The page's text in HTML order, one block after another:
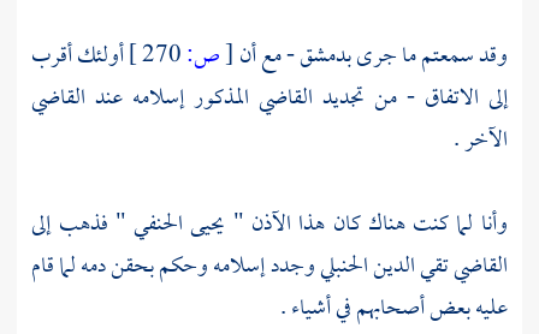
وقد سمعتم ما جرىبدمشق- مع أن[ص:
أولئك أقرب
إلى الاتفاق - من تجديد القاضي المذكور إسلامه عند القاضي
الآخر .
وأنا لما كنت هناك كان هذا الآذن " يحيى الحنفي" فذهب إلى
القاضي تقي الدينالحنبلي وجدد إسلامه وحكم بحقن دمه لما قام
عليه بعض أصحابهم في أشياء .